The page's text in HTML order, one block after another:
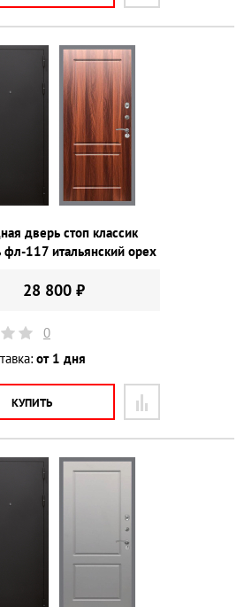
дверь стоп классик
фл-117 итальянский орех
28 800 ₽
0
от 1 дня
КУПИТЬ